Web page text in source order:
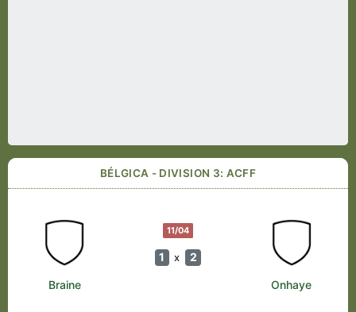
BÉLGICA - DIVISION 3: ACFF
11/04
1 x 2
Braine Onhaye